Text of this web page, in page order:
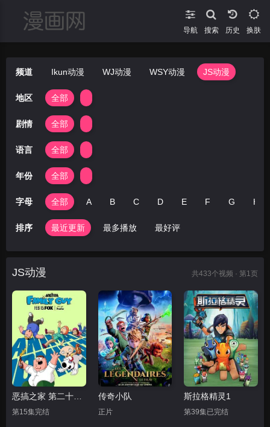
导航 搜索 换肤
频道 Ikun动漫 WJ动漫 WSY动漫 JS动漫
地区 全部
剧情 全部
语言 全部
年份 全部
字母 全部 A B C D E F G H
排序 最近更新 最多播放 最好评
JS动漫 共433个视频 · 第1页
恶搞之家 第二十四季
第15集完结
传奇小队
正片
斯拉格精灵1
第39集已完结